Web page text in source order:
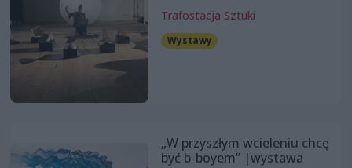
Trafostacja Sztuki
Wystawy
„W przyszłym wcieleniu chcę
być b-boyem” |wystawa